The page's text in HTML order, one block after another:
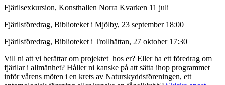
Fjärilsexkursion, Konsthallen Norra Kvarken 11 juli
Fjärilsföredrag, Biblioteket i Mjölby, 23 september 18:00
Fjärilsföredrag, Biblioteket i Trollhättan, 27 oktober 17:30
Vill ni att vi berättar om projektet hos er? Eller ha ett föredrag om
fjärilar i allmänhet? Håller ni kanske på att sätta ihop programmet
inför vårens möten i en krets av Naturskyddsföreningen, ett